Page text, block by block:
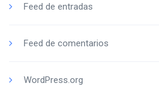
Feed de entradas
Feed de comentarios
WordPress.org